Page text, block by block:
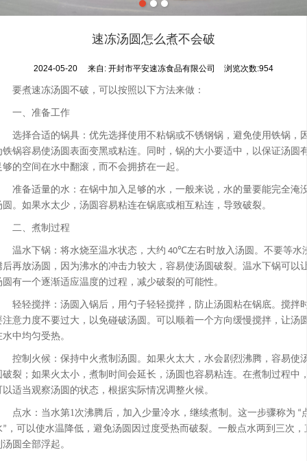
速冻汤圆怎么煮不会破
2024-05-20 来自:开封市平安速冻食品有限公司 浏览次数:954
要煮速冻汤圆不破，可以按照以下方法来做：
一、准备工作
选择合适的锅具：优先选择使用不粘锅或不锈钢锅，避免使用铁锅，
铁锅容易使汤圆表面变黑或粘连。同时，锅的大小要适中，以保证汤圆
够的空间在水中翻滚，而不会拥挤在一起。
准备适量的水：在锅中加入足够的水，一般来说，水的量要能完全淹
圆。如果水太少，汤圆容易粘连在锅底或相互粘连，导致破裂。
二、煮制过程
温水下锅：将水烧至温水状态，大约 40℃左右时放入汤圆。不要等水
后再放汤圆，因为沸水的冲击力较大，容易使汤圆破裂。温水下锅可以
圆有一个逐渐适应温度的过程，减少破裂的可能性。
轻轻搅拌：汤圆入锅后，用勺子轻轻搅拌，防止汤圆粘在锅底。搅拌
注意力度不要过大，以免碰破汤圆。可以顺着一个方向缓慢搅拌，让汤
水中均匀受热。
控制火候：保持中火煮制汤圆。如果火太大，水会剧烈沸腾，容易使
破裂；如果火太小，煮制时间会延长，汤圆也容易粘连。在煮制过程中
以适当观察汤圆的状态，根据实际情况调整火候。
点水：当水第1次沸腾后，加入少量冷水，继续煮制。这一步骤称为 “
” ，可以使水温降低，避免汤圆因过度受热而破裂。一般点水两到三次，
汤圆全部浮起。